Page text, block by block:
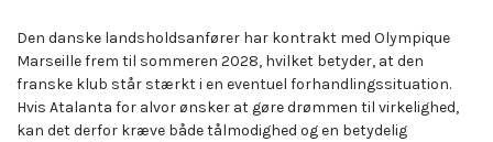
Den danske landsholdsanfører har kontrakt med Olympique
Marseille frem til sommeren 2028, hvilket betyder, at den
franske klub står stærkt i en eventuel forhandlingssituation.
Hvis Atalanta for alvor ønsker at gøre drømmen til virkelighed,
kan det derfor kræve både tålmodighed og en betydelig